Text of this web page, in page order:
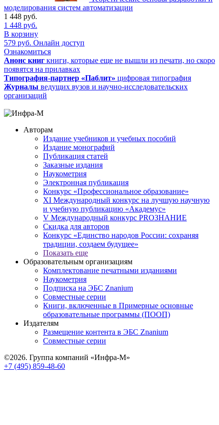
моделирования систем автоматизации
1 448 руб.
1 448 руб.
В корзину
579 руб. Онлайн доступ
Ознакомиться
Анонс книг книги, которые еще не вышли из печати, но скоро
появятся на прилавках
Типография-партнер «Паблит» цифровая типография
Журналы ведущих вузов и научно-исследовательских
организаций
Авторам
Издание учебников и учебных пособий
Издание монографий
Публикация статей
Заказные издания
Наукометрия
Электронная публикация
Конкурс «Профессиональное образование»
XI Международный конкурс на лучшую научную
и учебную публикацию «Академус»
V Международный конкурс PROЗНАНИЕ
Скидка для авторов
Конкурс «Единство народов России: сохраняя
традиции, создаем будущее»
Показать еще
Образовательным организациям
Комплектование печатными изданиями
Наукометрия
Подписка на ЭБС Znanium
Совместные серии
Книги, включенные в Примерные основные
образовательные программы (ПООП)
Издателям
Размещение контента в ЭБС Znanium
Совместные серии
©2026. Группа компаний «Инфра-М»
+7 (495) 859-48-60